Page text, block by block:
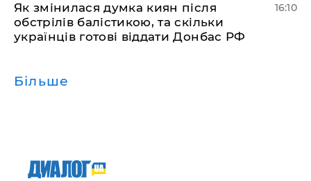
Як змінилася думка киян після
обстрілів балістикою, та скільки
українців готові віддати Донбас РФ
16:10
Більше